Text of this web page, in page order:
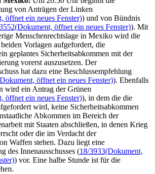
von Anträgen der Linken
öffnet ein neues Fenster)) und von Bündnis
(Dokument, öffnet ein neues Fenster)). Mit
Menschenrechtslage in Mexiko wird die
Vorlagen aufgefordert, die
geplantes Sicherheitsabkommen mit der
vorerst auszusetzen. Der
hat dazu eine Beschlussempfehlung
öffnet ein neues Fenster)). Ebenfalls
wird ein Antrag der Grünen
öffnet ein neues Fenster)), in dem die die
wird, keine Sicherheitsabkommen
Abkommen im Bereich der
mit Staaten abschließen, in denen Krieg
oder die im Verdacht der
Waffen stehen. Dazu liegt eine
des Innenausschusses (18/3933(Dokument,
) vor. Eine halbe Stunde ist für die